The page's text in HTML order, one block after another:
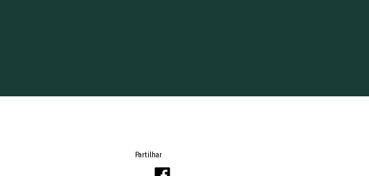
Partilhar